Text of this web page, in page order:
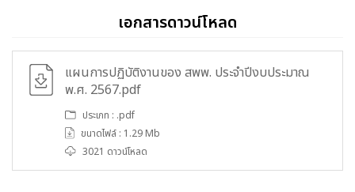
เอกสารดาวน์โหลด
แผนการปฏิบัติงานของ สพพ. ประจำปีงบประมาณ
พ.ศ. 2567.pdf
ประเภท : .pdf
ขนาดไฟล์ : 1.29 Mb
3021 ดาวน์โหลด